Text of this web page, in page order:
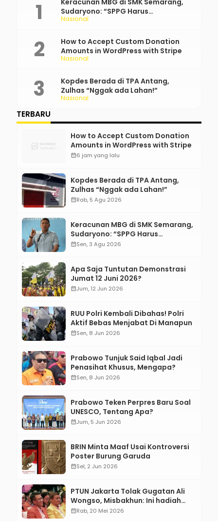
Nasional
Sudaryono: “SPPG Harus
Bertanggung Jawab!”
Nasional
How to Accept Custom Donation
Amounts in WordPress with Stripe
Nasional
Kopdes Berada di TPA Antang,
Zulhas “Nggak ada Lahan!”
TERBARU
How to Accept Custom Donation
Amounts in WordPress with Stripe
calendar_month6 jam yang lalu
Kopdes Berada di TPA Antang,
Zulhas “Nggak ada Lahan!”
calendar_monthRab, 5 Agu 2026
Keracunan MBG di SMK Semarang,
Sudaryono: “SPPG Harus
Bertanggung Jawab!”
calendar_monthSen, 3 Agu 2026
Apa Saja Tuntutan Demonstrasi
Jumat 12 Juni 2026?
calendar_monthJum, 12 Jun 2026
RUU Polri Kembali Dibahas! Polri
Aktif Bebas Menjabat Di Manapun
calendar_monthSen, 8 Jun 2026
Prabowo Tunjuk Said Iqbal Jadi
Penasihat Khusus, Mengapa?
calendar_monthSen, 8 Jun 2026
Prabowo Teken Perpres Baru Soal
UNESCO, Tentang Apa?
calendar_monthJum, 5 Jun 2026
BRIN Minta Maaf Usai Kontroversi
Poster Burung Garuda
calendar_monthSel, 2 Jun 2026
PTUN Jakarta Tolak Gugatan Ali
Wongso, Misbakhun: Ini hadiah
Ulang Tahun Ke-66 SOKSI
calendar_monthRab, 20 Mei 2026